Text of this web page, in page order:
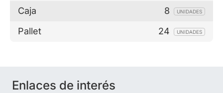
Caja 8 UNIDADES
Pallet 24 UNIDADES
Enlaces de interés